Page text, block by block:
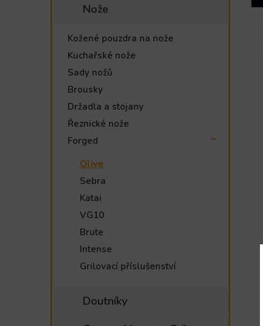
Nože
Kožené pouzdra na nože
Kuchařské nože
Sady nožů
Brousky
Držadla a stojany
Řeznické nože
Forged
Olive
Sebra
Katai
VG10
Brute
Intense
Grilovací příslušenství
Doutníky